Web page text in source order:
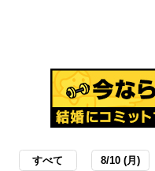
すべて 8/10 (月)